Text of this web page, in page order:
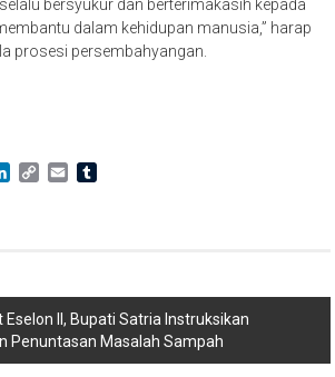
bersyukur dan berterimakasih kepada
dalam kehidupan manusia,” harap
prosesi persembahyangan.
LinkedIn
CopyEmail
Eselon II, Bupati Satria Instruksikan
Penuntasan Masalah Sampah